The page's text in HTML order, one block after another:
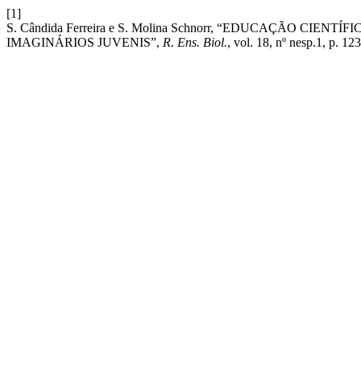
[1]
S. Cândida Ferreira e S. Molina Schnorr, “EDUCAÇÃO
IMAGINÁRIOS JUVENIS”, R. Ens. Biol., vol. 18, nº nesp.1, p.